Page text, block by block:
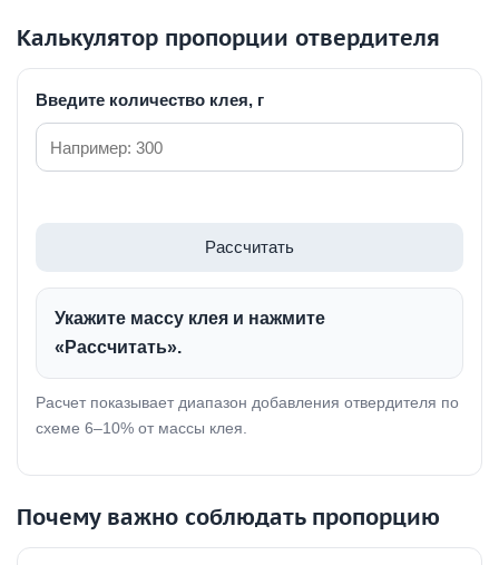
Калькулятор пропорции отвердителя
Введите количество клея, г
Рассчитать
Укажите массу клея и нажмите
«Рассчитать».
Расчет показывает диапазон добавления отвердителя по
схеме 6–10% от массы клея.
Почему важно соблюдать пропорцию